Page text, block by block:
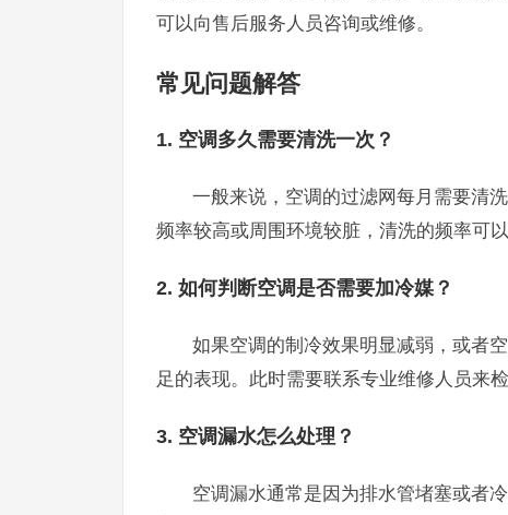
可以向售后服务人员咨询或维修。
常见问题解答
1. 空调多久需要清洗一次？
一般来说，空调的过滤网每月需要清
频率较高或周围环境较脏，清洗的频率可以
2. 如何判断空调是否需要加冷媒？
如果空调的制冷效果明显减弱，或者
足的表现。此时需要联系专业维修人员来
3. 空调漏水怎么处理？
空调漏水通常是因为排水管堵塞或者